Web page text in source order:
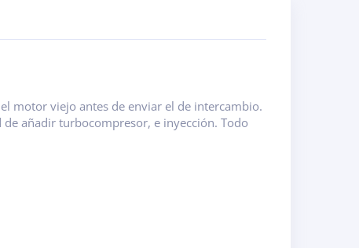
motor viejo antes de enviar el de intercambio.
añadir turbocompresor, e inyección. Todo